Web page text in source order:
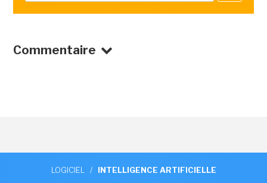
Commentaire
LOGICIEL / INTELLIGENCE ARTIFICIELLE